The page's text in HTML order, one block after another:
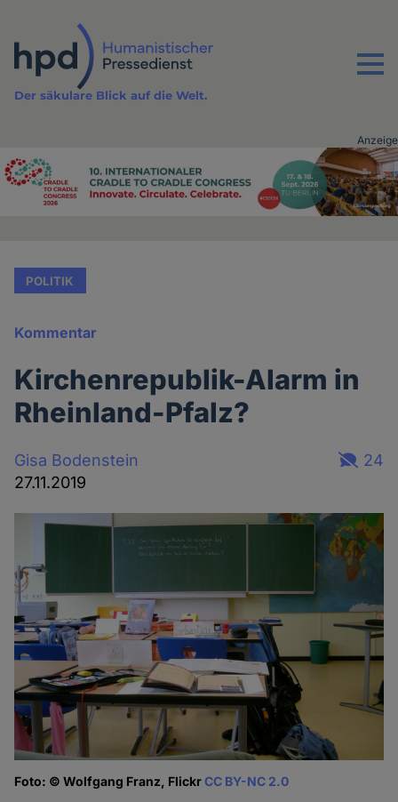
Inhalt
Menu
Der säkulare Blick auf die Welt.
Advertising
Anzeige
POLITIK
Kommentar
Kirchenrepublik-Alarm in
Rheinland-Pfalz?
Gisa Bodenstein
27.11.2019
24
Foto: © Wolfgang Franz, FlickrCC BY-NC 2.0